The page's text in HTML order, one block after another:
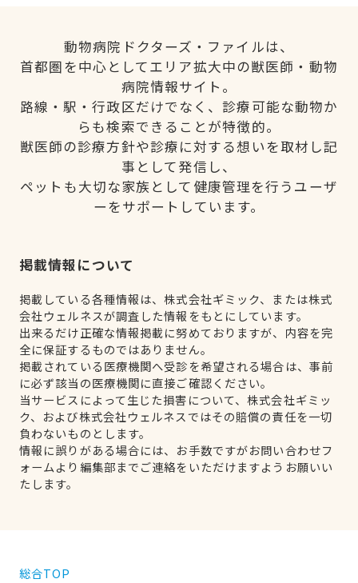
動物病院ドクターズ・ファイルは、
首都圏を中心としてエリア拡大中の獣医師・動物
病院情報サイト。
路線・駅・行政区だけでなく、診療可能な動物か
らも検索できることが特徴的。
獣医師の診療方針や診療に対する想いを取材し記
事として発信し、
ペットも大切な家族として健康管理を行うユーザ
ーをサポートしています。
掲載情報について
掲載している各種情報は、株式会社ギミック、または株式
会社ウェルネスが調査した情報をもとにしています。
出来るだけ正確な情報掲載に努めておりますが、内容を完
全に保証するものではありません。
掲載されている医療機関へ受診を希望される場合は、事前
に必ず該当の医療機関に直接ご確認ください。
当サービスによって生じた損害について、株式会社ギミッ
ク、および株式会社ウェルネスではその賠償の責任を一切
負わないものとします。
情報に誤りがある場合には、お手数ですがお問い合わせフ
ォームより編集部までご連絡をいただけますようお願いい
たします。
総合TOP